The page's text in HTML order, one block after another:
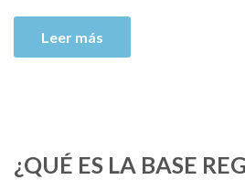
Leer más
¿QUÉ ES LA BASE